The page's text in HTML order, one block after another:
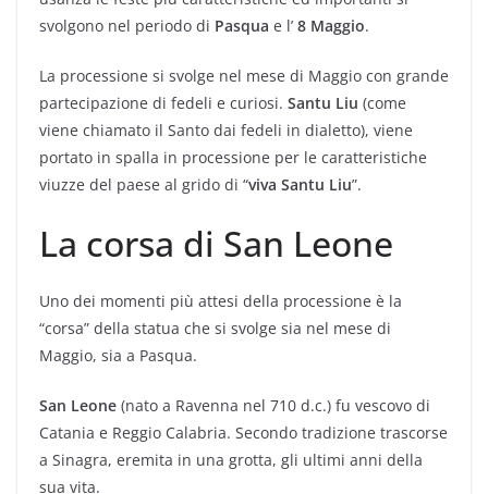
svolgono nel periodo di Pasqua e l’ 8 Maggio.
La processione si svolge nel mese di Maggio con grande
partecipazione di fedeli e curiosi. Santu Liu (come
viene chiamato il Santo dai fedeli in dialetto), viene
portato in spalla in processione per le caratteristiche
viuzze del paese al grido di “viva Santu Liu”.
La corsa di San Leone
Uno dei momenti più attesi della processione è la
“corsa” della statua che si svolge sia nel mese di
Maggio, sia a Pasqua.
San Leone (nato a Ravenna nel 710 d.c.) fu vescovo di
Catania e Reggio Calabria. Secondo tradizione trascorse
a Sinagra, eremita in una grotta, gli ultimi anni della
sua vita.